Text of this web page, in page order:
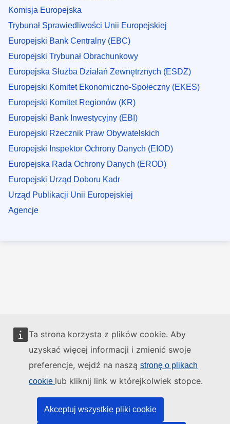
Ta strona korzysta z plików cookie. Aby
uzyskać więcej informacji i zmienić swoje
preferencje, wejdź na naszą stronę o plikach
cookie lub kliknij link w którejkolwiek stopce.
Akceptuj wszystkie pliki cookie
Komisja Europejska
Trybunał Sprawiedliwości Unii Europejskiej
Europejski Bank Centralny (EBC)
Europejski Trybunał Obrachunkowy
Europejska Służba Działań Zewnętrznych (ESDZ)
Europejski Komitet Ekonomiczno-Społeczny (EKES)
Europejski Komitet Regionów (KR)
Europejski Bank Inwestycyjny (EBI)
Europejski Rzecznik Praw Obywatelskich
Europejski Inspektor Ochrony Danych (EIOD)
Europejska Rada Ochrony Danych (EROD)
Europejski Urząd Doboru Kadr
Urząd Publikacji Unii Europejskiej
Agencje